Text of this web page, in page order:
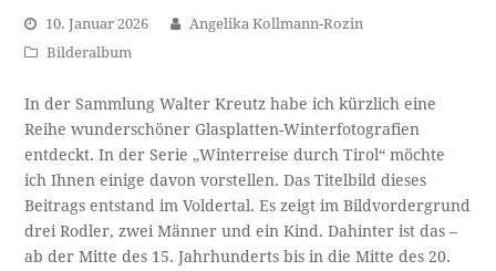
10. Januar 2026
Angelika Kollmann-Rozin
Bilderalbum
In der Sammlung Walter Kreutz habe ich kürzlich eine
Reihe wunderschöner Glasplatten-Winterfotografien
entdeckt. In der Serie „Winterreise durch Tirol“ möchte
ich Ihnen einige davon vorstellen. Das Titelbild dieses
Beitrags entstand im Voldertal. Es zeigt im Bildvordergrund
drei Rodler, zwei Männer und ein Kind. Dahinter ist das –
ab der Mitte des 15. Jahrhunderts bis in die Mitte des 20.